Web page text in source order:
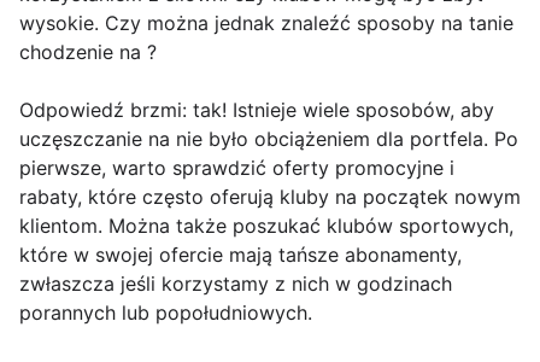
wysokie. Czy można jednak znaleźć sposoby na tanie
chodzenie na ?
Odpowiedź brzmi: tak! Istnieje wiele sposobów, aby
uczęszczanie na nie było obciążeniem dla portfela. Po
pierwsze, warto sprawdzić oferty promocyjne i
rabaty, które często oferują kluby na początek nowym
klientom. Można także poszukać klubów sportowych,
które w swojej ofercie mają tańsze abonamenty,
zwłaszcza jeśli korzystamy z nich w godzinach
porannych lub popołudniowych.